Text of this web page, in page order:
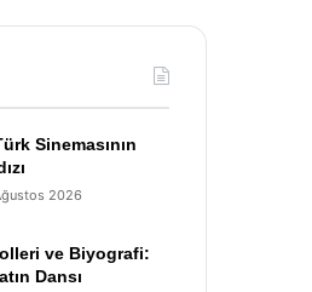
Sinemasının
2026
ve Biyografi:
Dansı